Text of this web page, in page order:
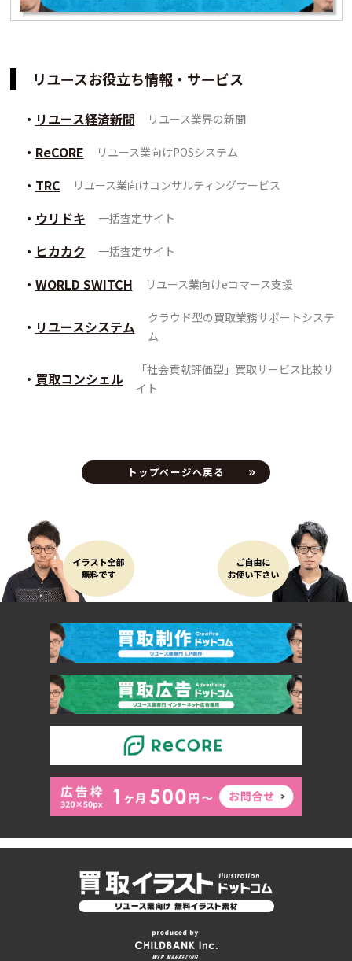
リユースお役立ち情報・サービス
リユース経済新聞 リユース業界の新聞
ReCORE リユース業向けPOSシステム
TRC リユース業向けコンサルティングサービス
ウリドキ 一括査定サイト
ヒカカク 一括査定サイト
WORLD SWITCH リユース業向けeコマース支援
リユースシステム
クラウド型の買取業務サポートシステ
ム
買取コンシェル
「社会貢献評価型」買取サービス比較サ
イト
トップページへ戻る